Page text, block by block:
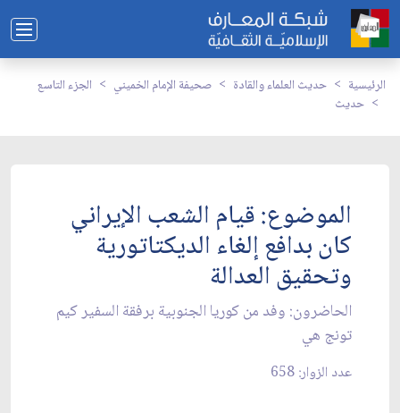
الرئيسية حديث العلماء والقادة صحيفة الإمام الخميني
الجزء التاسع
حديث
الموضوع: قيام الشعب الإيراني
كان بدافع إلغاء الديكتاتورية
وتحقيق العدالة
الحاضرون: وفد من كوريا الجنوبية برفقة السفير كيم
تونج هي‏
عدد الزوار: 658